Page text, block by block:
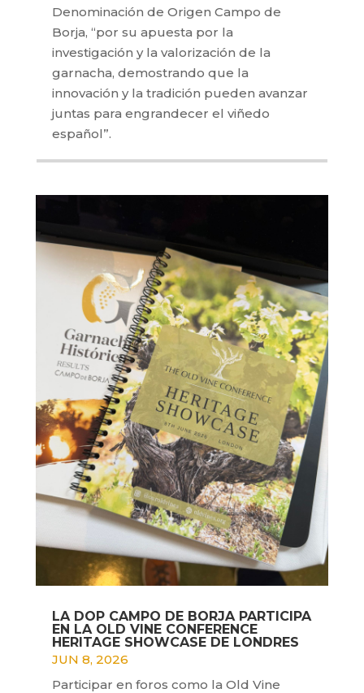
Denominación de Origen Campo de
Borja, “por su apuesta por la
investigación y la valorización de la
garnacha, demostrando que la
innovación y la tradición pueden avanzar
juntas para engrandecer el viñedo
español”.
LA DOP CAMPO DE BORJA PARTICIPA
EN LA OLD VINE CONFERENCE
HERITAGE SHOWCASE DE LONDRES
JUN 8, 2026
Participar en foros como la Old Vine